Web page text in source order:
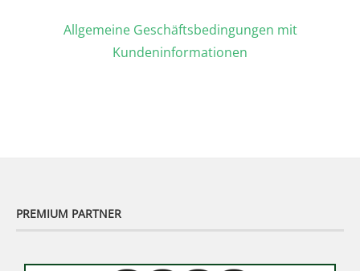
Allgemeine Geschäftsbedingungen mit
Kundeninformationen
PREMIUM PARTNER